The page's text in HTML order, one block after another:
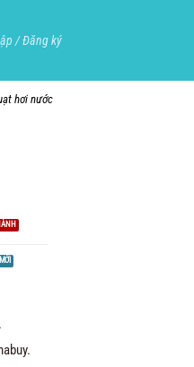
/ Đăng ký
hơi nước